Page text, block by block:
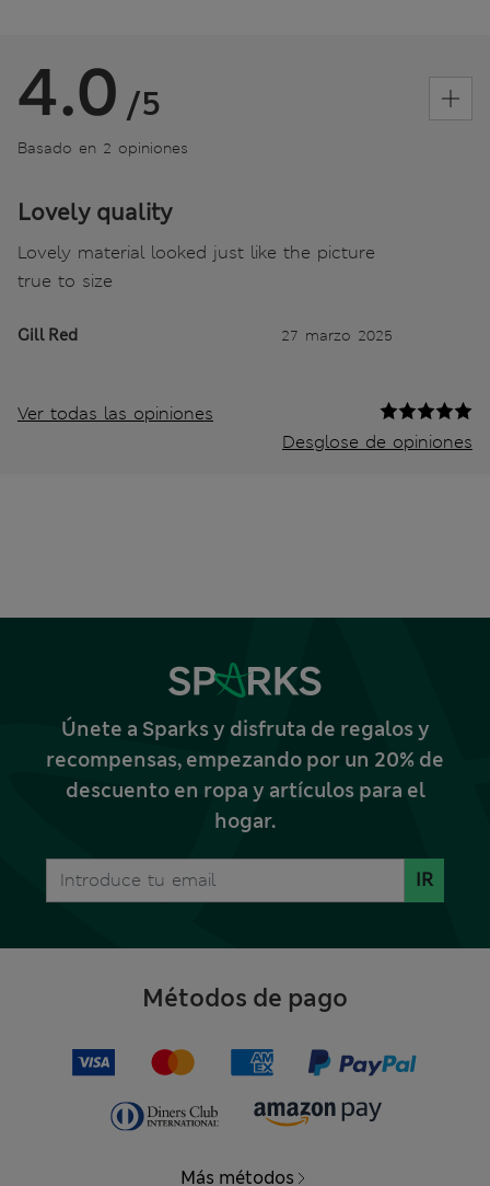
4.0 /5
Basado en 2 opiniones
Lovely quality
Lovely material looked just like the picture
true to size
Gill Red 27 marzo 2025
Ver todas las opiniones
Desglose de opiniones
Únete a Sparks y disfruta de regalos y
recompensas, empezando por un 20% de
descuento en ropa y artículos para el
hogar.
IR
Métodos de pago
Más métodos